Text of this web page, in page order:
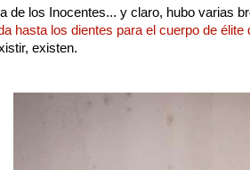
de los Inocentes... y claro, hubo varias
hasta los dientes para el cuerpo de
existen.